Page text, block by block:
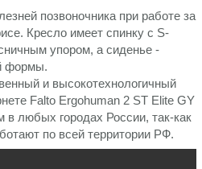
позвоночника при работе за
Кресло имеет спинку с S-
упором, а сиденье -
формы.
и высокотехнологичный
Falto Ergohuman 2 ST Elite GY
любых городах России, так-как
по всей территории РФ.